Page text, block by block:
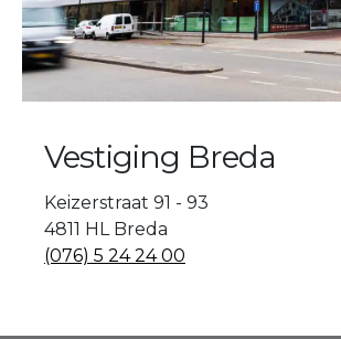
Vestiging Breda
Keizerstraat 91 - 93
4811 HL Breda
(076) 5 24 24 00